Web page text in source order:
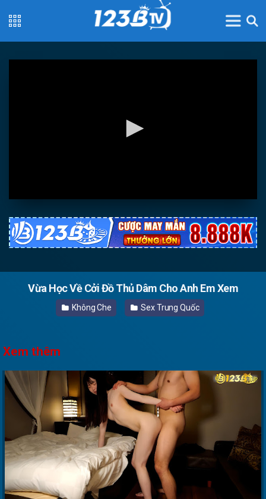
Vừa Học Về Cởi Đồ Thủ Dâm Cho Anh Em Xem
Không Che Sex Trung Quốc
Xem thêm